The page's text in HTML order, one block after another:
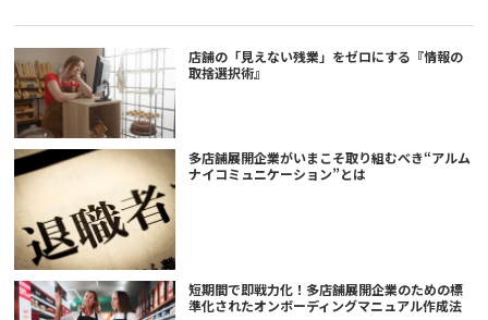
店舗の「見えない残業」をゼロにする『情報の
取捨選択術』
多店舗展開企業がいまこそ取り組むべき“アルム
ナイコミュニケーション”とは
短期間で即戦力化！多店舗展開企業のための標
準化されたオンボーディングマニュアル作成法